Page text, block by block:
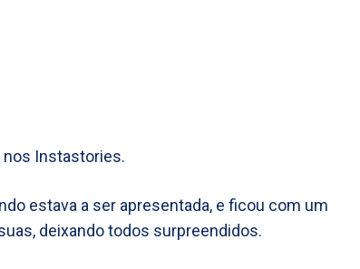
nos Instastories.
estava a ser apresentada, e ficou com um
deixando todos surpreendidos.